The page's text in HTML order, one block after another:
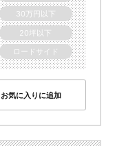
30万円以下
20坪以下
ロードサイド
お気に入りに追加